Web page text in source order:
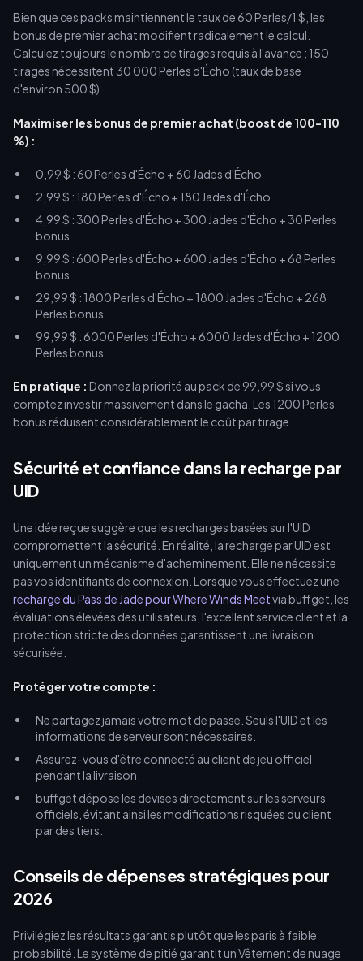
Bien que ces packs maintiennent le taux de 60 Perles/1 $, les
bonus de premier achat modifient radicalement le calcul.
Calculez toujours le nombre de tirages requis à l'avance ; 150
tirages nécessitent 30 000 Perles d'Écho (taux de base
d'environ 500 $).
Maximiser les bonus de premier achat (boost de 100-110
%) :
0,99 $ : 60 Perles d'Écho + 60 Jades d'Écho
2,99 $ : 180 Perles d'Écho + 180 Jades d'Écho
4,99 $ : 300 Perles d'Écho + 300 Jades d'Écho + 30 Perles
bonus
9,99 $ : 600 Perles d'Écho + 600 Jades d'Écho + 68 Perles
bonus
29,99 $ : 1800 Perles d'Écho + 1800 Jades d'Écho + 268
Perles bonus
99,99 $ : 6000 Perles d'Écho + 6000 Jades d'Écho + 1200
Perles bonus
En pratique : Donnez la priorité au pack de 99,99 $ si vous
comptez investir massivement dans le gacha. Les 1200 Perles
bonus réduisent considérablement le coût par tirage.
Sécurité et confiance dans la recharge par
UID
Une idée reçue suggère que les recharges basées sur l'UID
compromettent la sécurité. En réalité, la recharge par UID est
uniquement un mécanisme d'acheminement. Elle ne nécessite
pas vos identifiants de connexion. Lorsque vous effectuez une
recharge du Pass de Jade pour Where Winds Meetvia buffget, les
évaluations élevées des utilisateurs, l'excellent service client et la
protection stricte des données garantissent une livraison
sécurisée.
Protéger votre compte :
Ne partagez jamais votre mot de passe. Seuls l'UID et les
informations de serveur sont nécessaires.
Assurez-vous d'être connecté au client de jeu officiel
pendant la livraison.
buffget dépose les devises directement sur les serveurs
officiels, évitant ainsi les modifications risquées du client
par des tiers.
Conseils de dépenses stratégiques pour
2026
Privilégiez les résultats garantis plutôt que les paris à faible
probabilité. Le système de pitié garantit un Vêtement de nuage